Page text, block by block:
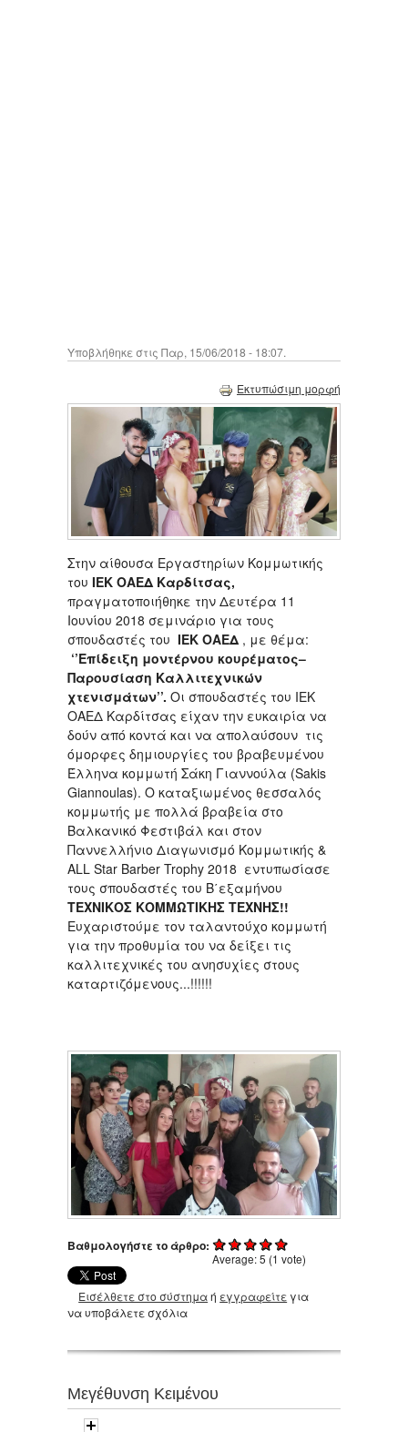
Υποβλήθηκε στις Παρ, 15/06/2018 - 18:07.
Εκτυπώσιμη μορφή
Στην αίθουσα Εργαστηρίων Κομμωτικής
του ΙΕΚ ΟΑΕΔ Καρδίτσας,
πραγματοποιήθηκε την Δευτέρα 11
Ιουνίου 2018 σεμινάριο για τους
σπουδαστές του ΙΕΚ ΟΑΕΔ , με θέμα:
‘’Επίδειξη μοντέρνου κουρέματος–
Παρουσίαση Καλλιτεχνικών
χτενισμάτων’’. Οι σπουδαστές του ΙΕΚ
ΟΑΕΔ Καρδίτσας είχαν την ευκαιρία να
δούν από κοντά και να απολαύσουν τις
όμορφες δημιουργίες του βραβευμένου
Έλληνα κομμωτή Σάκη Γιαννούλα (Sakis
Giannoulas). Ο καταξιωμένος θεσσαλός
κομμωτής με πολλά βραβεία στο
Βαλκανικό Φεστιβάλ και στον
Παννελλήνιο Διαγωνισμό Κομμωτικής &
ALL Star Barber Trophy 2018 εντυπωσίασε
τους σπουδαστές του Β΄εξαμήνου
ΤΕΧΝΙΚΟΣ ΚΟΜΜΩΤΙΚΗΣ ΤΕΧΝΗΣ!!
Ευχαριστούμε τον ταλαντούχο κομμωτή
για την προθυμία του να δείξει τις
καλλιτεχνικές του ανησυχίες στους
καταρτιζόμενους...!!!!!!
Βαθμολογήστε το άρθρο:
Average:5 (1 vote)
Εισέλθετε στο σύστημαή εγγραφείτε για
να υποβάλετε σχόλια
Μεγέθυνση Κειμένου